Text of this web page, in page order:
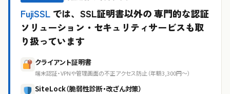
FujiSSLでは、SSL証明書以外の専門的な認証
ソリューション・セキュリティサービスも取
り扱っています
クライアント証明書
端末認証・VPNや管理画面の不正アクセス防止（年額3,300円〜）
SiteLock（脆弱性診断・改ざん対策）